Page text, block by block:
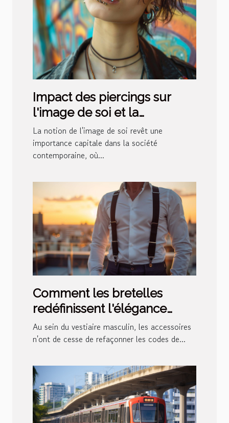
Impact des piercings sur
l'image de soi et la
confiance personnelle
La notion de l'image de soi revêt une
importance capitale dans la société
contemporaine, où...
Comment les bretelles
redéfinissent l'élégance
masculine moderne
Au sein du vestiaire masculin, les accessoires
n'ont de cesse de refaçonner les codes de...